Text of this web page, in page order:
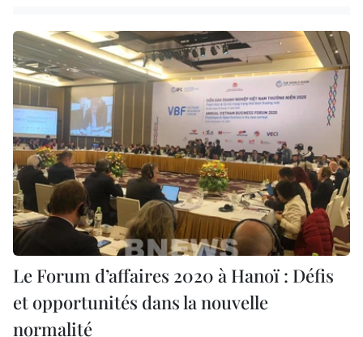
Le Forum d’affaires 2020 à Hanoï : Défis
et opportunités dans la nouvelle
normalité